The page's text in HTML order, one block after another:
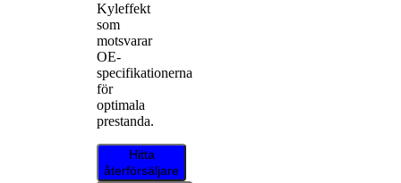
Kyleffekt
som
motsvarar
OE-
specifikationerna
för
optimala
prestanda.
Hitta
återförsäljare